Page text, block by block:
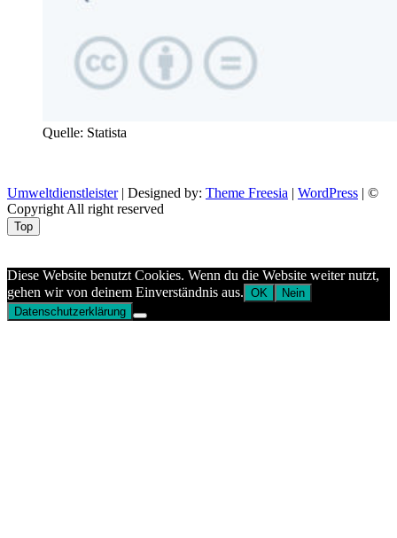
Quelle: Statista
Umweltdienstleister| Designed by: Theme Freesia | WordPress | ©
Copyright All right reserved
Top
Diese Website benutzt Cookies. Wenn du die Website weiter nutzt,
gehen wir von deinem Einverständnis aus. OK
Nein
Datenschutzerklärung